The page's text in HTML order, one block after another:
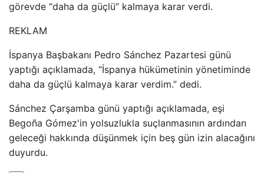
görevde “daha da güçlü” kalmaya karar verdi.
REKLAM
İspanya Başbakanı Pedro Sánchez Pazartesi günü
yaptığı açıklamada, “İspanya hükümetinin yönetiminde
daha da güçlü kalmaya karar verdim.” dedi.
Sánchez Çarşamba günü yaptığı açıklamada, eşi
Begoña Gómez'in yolsuzlukla suçlanmasının ardından
geleceği hakkında düşünmek için beş gün izin alacağını
duyurdu.